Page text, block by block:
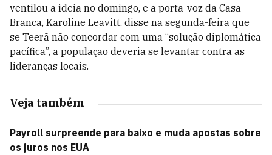
ventilou a ideia no domingo, e a porta-voz da Casa
Branca, Karoline Leavitt, disse na segunda-feira que
se Teerã não concordar com uma “solução diplomática
pacífica”, a população deveria se levantar contra as
lideranças locais.
Veja também
Payroll surpreende para baixo e muda apostas sobre
os juros nos EUA